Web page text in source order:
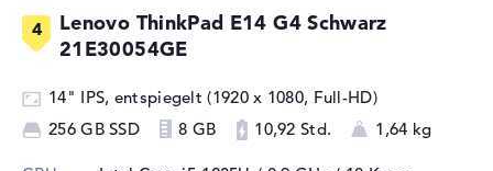
Lenovo ThinkPad E14 G4 Schwarz
21E30054GE
14" IPS, entspiegelt (1920 x 1080, Full-HD)
256 GB SSD
8 GB 10,92 Std. 1,64 kg